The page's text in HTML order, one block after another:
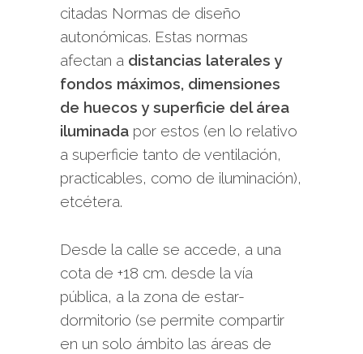
citadas Normas de diseño
autonómicas. Estas normas
afectan a distancias laterales y
fondos máximos, dimensiones
de huecos y superficie del área
iluminada por estos (en lo relativo
a superficie tanto de ventilación,
practicables, como de iluminación),
etcétera.
Desde la calle se accede, a una
cota de +18 cm. desde la vía
pública, a la zona de estar-
dormitorio (se permite compartir
en un solo ámbito las áreas de